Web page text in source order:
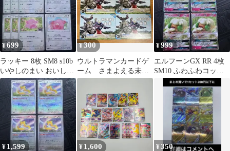
¥699
ラッキー 8枚 SM8 s10b
いやしのまい おいしい
たまご 超爆インパクト
¥300
ウルトラマンカードゲ
ーム さまよえる未
来 BP02-105 4枚 美
¥999
エルフーンGX RR 4枚
SM10 ふわふわコット
ン ダブルブレイズ
¥ 1,599 ¥ 1,600 ¥350